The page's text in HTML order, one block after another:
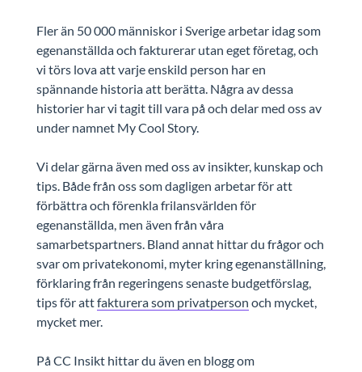
Fler än 50 000 människor i Sverige arbetar idag som
egenanställda och fakturerar utan eget företag, och
vi törs lova att varje enskild person har en
spännande historia att berätta. Några av dessa
historier har vi tagit till vara på och delar med oss av
under namnet My Cool Story.
Vi delar gärna även med oss av insikter, kunskap och
tips. Både från oss som dagligen arbetar för att
förbättra och förenkla frilansvärlden för
egenanställda, men även från våra
samarbetspartners. Bland annat hittar du frågor och
svar om privatekonomi, myter kring egenanställning,
förklaring från regeringens senaste budgetförslag,
tips för attfakturera som privatperson och mycket,
mycket mer.
På CC Insikt hittar du även en blogg om